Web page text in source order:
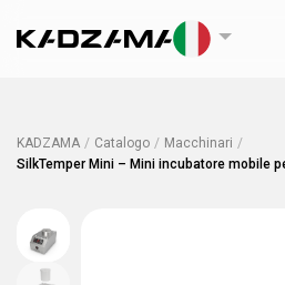
KADZAMA / Catalogo / Macchinari /
SilkTemper Mini – Mini incubatore mobile